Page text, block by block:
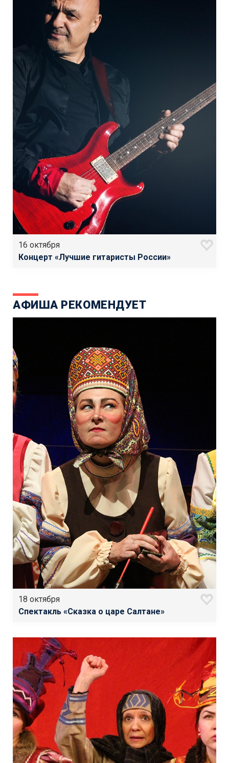
16 октября
Концерт «Лучшие гитаристы России»
АФИША РЕКОМЕНДУЕТ
18 октября
Спектакль «Сказка о царе Салтане»